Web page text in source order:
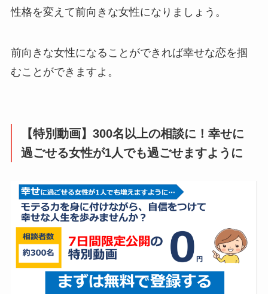
性格を変えて前向きな女性になりましょう。
前向きな女性になることができれば幸せな恋を掴
むことができますよ。
【特別動画】300名以上の相談に！幸せに
過ごせる女性が1人でも過ごせますように